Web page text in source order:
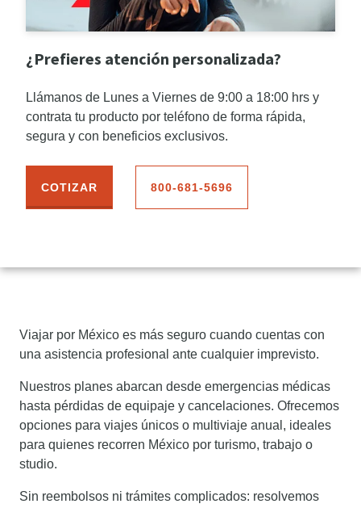
¿Prefieres atención personalizada?
Llámanos de Lunes a Viernes de 9:00 a 18:00 hrs y
contrata tu producto por teléfono de forma rápida,
segura y con beneficios exclusivos.
COTIZAR 800-681-5696
Viajar por México es más seguro cuando cuentas con
una asistencia profesional ante cualquier imprevisto.
Nuestros planes abarcan desde emergencias médicas
hasta pérdidas de equipaje y cancelaciones. Ofrecemos
opciones para viajes únicos o multiviaje anual, ideales
para quienes recorren México por turismo, trabajo o
studio.
Sin reembolsos ni trámites complicados: resolvemos